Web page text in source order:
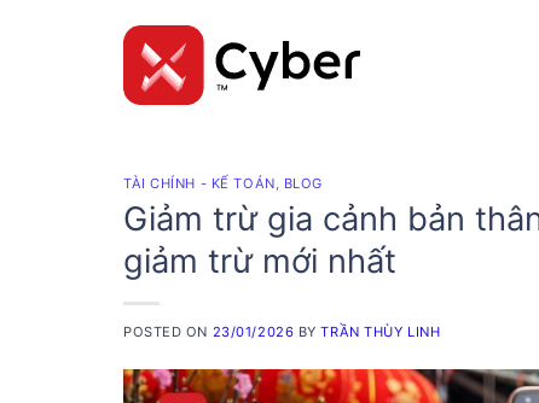
TÀI CHÍNH - KẾ TOÁN, BLOG
Giảm trừ gia cảnh bản
giảm trừ mới nhất
POSTED ON 23/01/2026 BYTRẦN THÙY LINH